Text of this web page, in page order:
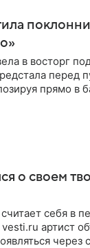
в восторг
перед
прямо в
о своем
себя в
артист
через